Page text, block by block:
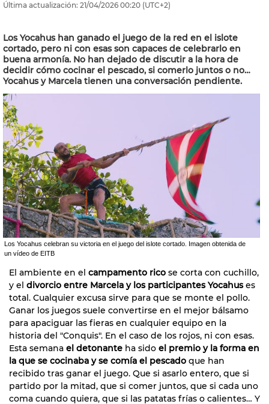
Última actualización: 21/04/2026 00:20 (UTC+2)
Los Yocahus han ganado el juego de la red en el islote
cortado, pero ni con esas son capaces de celebrarlo en
buena armonía. No han dejado de discutir a la hora de
decidir cómo cocinar el pescado, si comerlo juntos o no…
Yocahus y Marcela tienen una conversación pendiente.
Los Yocahus celebran su victoria en el juego del islote cortado. Imagen obtenida de
un vídeo de EITB
El ambiente en el campamento rico se corta con cuchillo,
y el divorcio entre Marcela y los participantes Yocahuses
total. Cualquier excusa sirve para que se monte el pollo.
Ganar los juegos suele convertirse en el mejor bálsamo
para apaciguar las fieras en cualquier equipo en la
historia del "Conquis". En el caso de los rojos, ni con esas.
Esta semana el detonante ha sido el premio y la forma en
la que se cocinaba y se comía el pescado que han
recibido tras ganar el juego. Que si asarlo entero, que si
partido por la mitad, que si comer juntos, que si cada uno
coma cuando quiera, que si las patatas frías o calientes… Y